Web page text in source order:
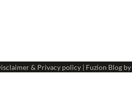
& Privacy policy| Fuzion Blog by